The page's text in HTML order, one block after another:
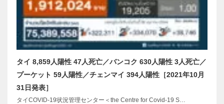
タイ 8,859人陽性 47人死亡／バンコク 630人陽性 3人死亡／
プーケット 59人陽性／チェンマイ 394人陽性［2021年10月
31日発表］
タイCOVID-19状況管理センター＜the Centre for Covid-19 S…